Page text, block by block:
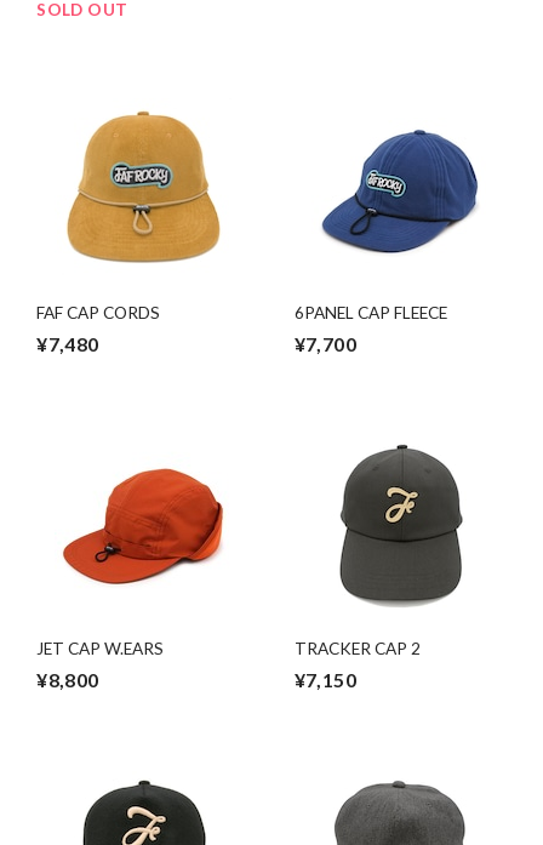
SOLD OUT
FAF CAP CORDS
¥7,480
6PANEL CAP FLEECE
¥7,700
JET CAP W.EARS
¥8,800
TRACKER CAP 2
¥7,150